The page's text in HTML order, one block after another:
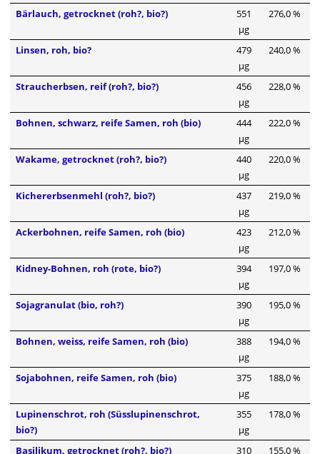
Bärlauch, getrocknet (roh?, bio?)
551
µg
276,0 %
Linsen, roh, bio?
479
µg
240,0 %
Straucherbsen, reif (roh?, bio?)
456
µg
228,0 %
Bohnen, schwarz, reife Samen, roh (bio)
444
µg
222,0 %
Wakame, getrocknet (roh?, bio?)
440
µg
220,0 %
Kichererbsenmehl (roh?, bio?)
437
µg
219,0 %
Ackerbohnen, reife Samen, roh (bio)
423
µg
212,0 %
Kidney-Bohnen, roh (rote, bio?)
394
µg
197,0 %
Sojagranulat (bio, roh?)
390
µg
195,0 %
Bohnen, weiss, reife Samen, roh (bio)
388
µg
194,0 %
Sojabohnen, reife Samen, roh (bio)
375
µg
188,0 %
Lupinenschrot, roh (Süsslupinenschrot,
bio?)
355
µg
178,0 %
Basilikum, getrocknet (roh?, bio?) 310 155,0 %